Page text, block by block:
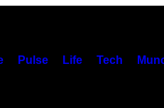
Pulse Life Tech